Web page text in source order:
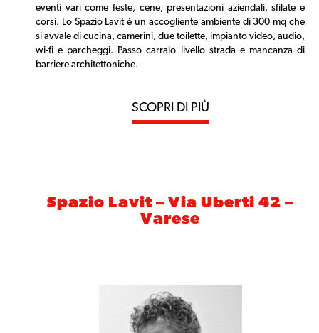
Un nuovo luogo per cultura, arte, spettacolo, fotografia ed
eventi vari come feste, cene, presentazioni aziendali, sfilate e
corsi. Lo Spazio Lavit è un accogliente ambiente di 300 mq che
si avvale di cucina, camerini, due toilette, impianto video, audio,
wi-fi e parcheggi. Passo carraio livello strada e mancanza di
SCOPRI DI PIÙ
Spazio Lavit – Via Uberti 42 –